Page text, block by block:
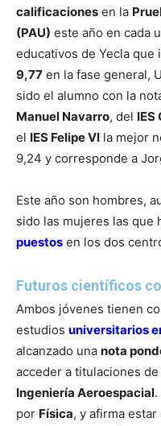
calificaciones en la
(PAU) este año en cada
educativos de Yecla
9,77 en la fase general,
sido el alumno con la
Manuel Navarro, del
el IES Felipe VI la mejor
9,24 y corresponde a
Este año son hombres,
sido las mujeres las que
puestos en los dos
Futuros científicos
Ambos jóvenes tienen
estudios universitarios
alcanzado una nota
acceder a titulaciones
Ingeniería Aeroespacial
por Física, y afirma estar